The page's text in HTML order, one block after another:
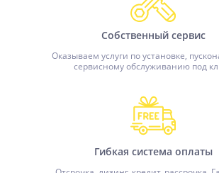
Собственный сервис
Оказываем услуги по установке,
сервисному обслуживанию под
Гибкая система оплаты